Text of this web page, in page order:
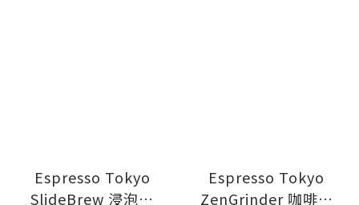
Espresso Tokyo
SlideBrew 浸泡式
Espresso Tokyo
ZenGrinder 咖啡電